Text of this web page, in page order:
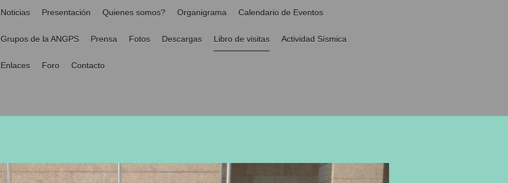
Noticias Presentación Quienes somos? Organigrama Calendario de Eventos
Grupos de la ANGPS Prensa Fotos Descargas Libro de visitas Actividad Sísmica
Enlaces Foro Contacto